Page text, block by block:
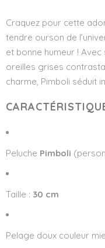
Craquez pour cette
tendre ourson de
et bonne humeur !
oreilles grises
charme, Pimboli séduit
Peluche Pimboli
Taille : 30 cm
Pelage doux couleur